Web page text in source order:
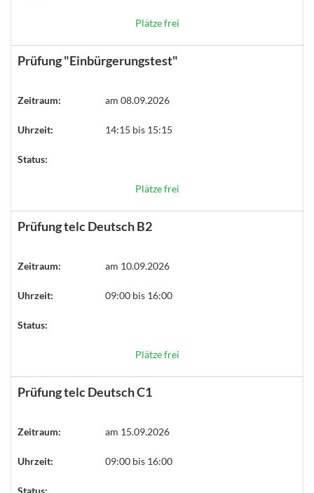
Plätze frei
Prüfung "Einbürgerungstest"
Zeitraum: am 08.09.2026
Uhrzeit: 14:15 bis 15:15
Status:
Plätze frei
Prüfung telc Deutsch B2
Zeitraum: am 10.09.2026
Uhrzeit: 09:00 bis 16:00
Status:
Plätze frei
Prüfung telc Deutsch C1
Zeitraum: am 15.09.2026
Uhrzeit: 09:00 bis 16:00
Status: